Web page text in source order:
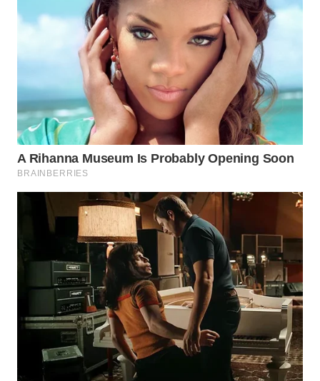
WN
SEMARANG
WN
SOLO
BOROBUDUR
MADURA
WN
SURABAYA
WN
NATUNA